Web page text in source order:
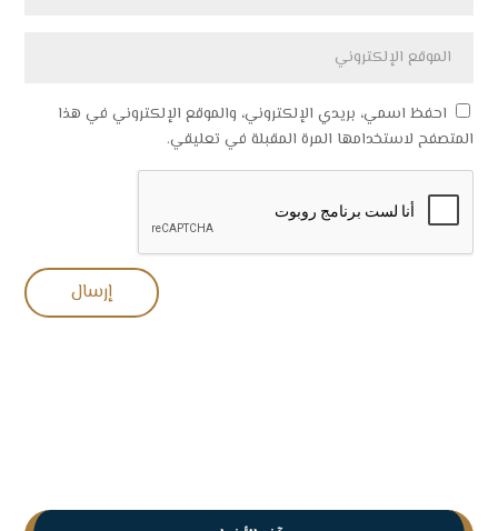
احفظ اسمي، بريدي الإلكتروني، والموقع الإلكتروني في هذا
المتصفح لاستخدامها المرة المقبلة في تعليقي.